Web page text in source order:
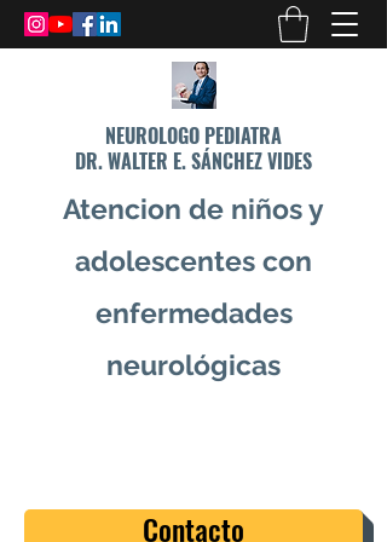
NEUROLOGO PEDIATRA
DR. WALTER E. SÁNCHEZ VIDES
Atencion de niños y
adolescentes con
enfermedades
neurológicas
Contacto